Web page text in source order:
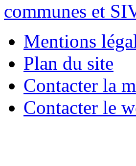
Mentions
Plan du site
Contacter la
Contacter le